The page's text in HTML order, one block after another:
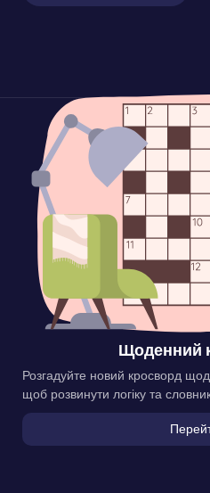
Щоденний
Розгадуйте новий кросворд
щоб розвинути логіку та